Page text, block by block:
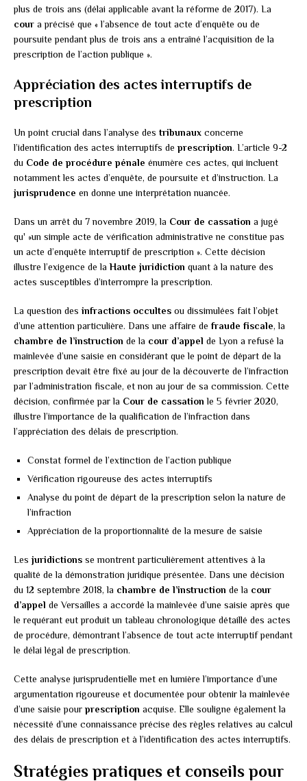
plus de trois ans (délai applicable avant la réforme de 2017). La
cour a précisé que « l’absence de tout acte d’enquête ou de
poursuite pendant plus de trois ans a entraîné l’acquisition de la
prescription de l’action publique ».
Appréciation des actes interruptifs de
prescription
Un point crucial dans l’analyse des tribunaux concerne
l’identification des actes interruptifs de prescription. L’article 9-2
du Code de procédure pénale énumère ces actes, qui incluent
notamment les actes d’enquête, de poursuite et d’instruction. La
jurisprudence en donne une interprétation nuancée.
Dans un arrêt du 7 novembre 2019, la Cour de cassation a jugé
qu' »un simple acte de vérification administrative ne constitue pas
un acte d’enquête interruptif de prescription ». Cette décision
illustre l’exigence de laHaute juridiction quant à la nature des
actes susceptibles d’interrompre la prescription.
La question des infractions occultes ou dissimulées fait l’objet
d’une attention particulière. Dans une affaire de fraude fiscale, la
chambre de l’instruction de la cour d’appel de Lyon a refusé la
mainlevée d’une saisie en considérant que le point de départ de la
prescription devait être fixé au jour de la découverte de l’infraction
par l’administration fiscale, et non au jour de sa commission. Cette
décision, confirmée par la Cour de cassation le 5 février 2020,
illustre l’importance de la qualification de l’infraction dans
l’appréciation des délais de prescription.
Constat formel de l’extinction de l’action publique
Vérification rigoureuse des actes interruptifs
Analyse du point de départ de la prescription selon la nature de
l’infraction
Appréciation de la proportionnalité de la mesure de saisie
Les juridictions se montrent particulièrement attentives à la
qualité de la démonstration juridique présentée. Dans une décision
du 12 septembre 2018, la chambre de l’instruction de la cour
d’appel de Versailles a accordé la mainlevée d’une saisie après que
le requérant eut produit un tableau chronologique détaillé des actes
de procédure, démontrant l’absence de tout acte interruptif pendant
le délai légal de prescription.
Cette analyse jurisprudentielle met en lumière l’importance d’une
argumentation rigoureuse et documentée pour obtenir la mainlevée
d’une saisie pour prescription acquise. Elle souligne également la
nécessité d’une connaissance précise des règles relatives au calcul
des délais de prescription et à l’identification des actes interruptifs.
Stratégies pratiques et conseils pour